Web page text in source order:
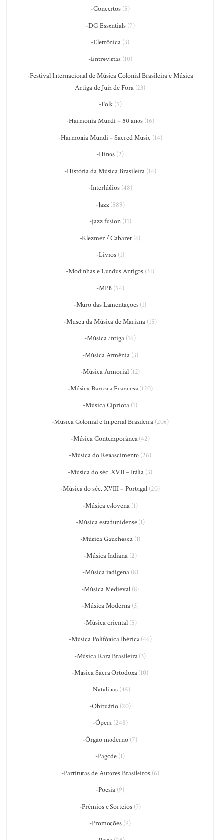
-Concertos(5)
-DG Essentials(7)
-Eletrônica (3)
-Entrevistas(10)
-Festival Internacional de Música Colonial Brasileira e Música
Antiga de Juiz de Fora (23)
-Folk(5)
-Harmonia Mundi – 50 anos(16)
-Harmonia Mundi – Sacred Music (14)
-Hinos (2)
-História da Música Brasileira(14)
-Interlúdios(48)
-Jazz(589)
-jazz fusion(11)
-Klezmer / Cabaret (6)
-Livros(1)
-Modinhas e Lundus Antigos (31)
-MPB(54)
-Muro das Lamentações (1)
-Museu da Música de Mariana(15)
-Música antiga (16)
-Música Armênia(3)
-Música Armorial(12)
-Música Barroca Francesa(120)
-Música Cipriota (1)
-Música Colonial e Imperial Brasileira(206)
-Música Contemporânea(42)
-Música do Renascimento (26)
-Música do séc. XVII – Itália (3)
-Música do séc. XVIII – Portugal (20)
-Música eslovena(1)
-Música estadunidense(1)
-Música Gauchesca(1)
-Música Indiana(2)
-Música indígena(8)
-Música Medieval(8)
-Música Moderna(3)
-Música oriental (5)
-Música Polifônica Ibérica(46)
-Música Rara Brasileira (3)
-Música Sacra Ortodoxa (10)
-Natalinas(45)
-Obituário (20)
-Ópera(248)
-Órgão moderno (7)
-Pagode (1)
-Partituras de Autores Brasileiros(6)
-Poesia (9)
-Prêmios e Sorteios(7)
-Promoções (9)